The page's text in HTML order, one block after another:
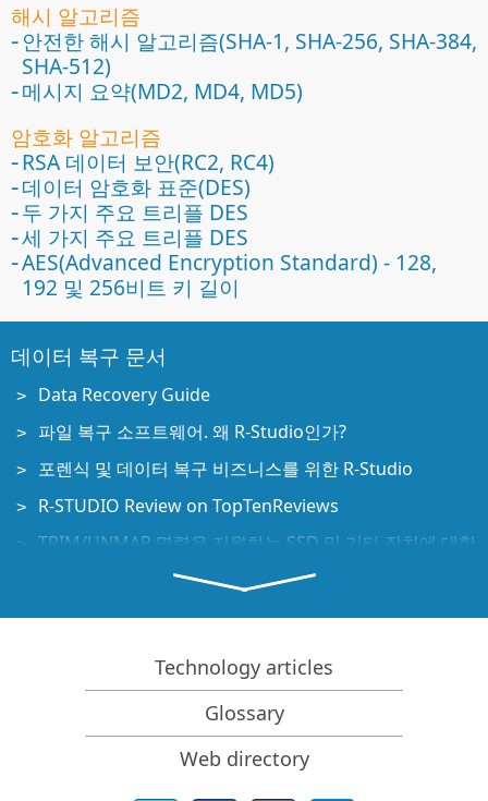
해시 알고리즘
안전한 해시 알고리즘(SHA-1, SHA-256, SHA-384,
SHA-512)
메시지 요약(MD2, MD4, MD5)
암호화 알고리즘
RSA 데이터 보안(RC2, RC4)
데이터 암호화 표준(DES)
두 가지 주요 트리플 DES
세 가지 주요 트리플 DES
AES(Advanced Encryption Standard) - 128,
192 및 256비트 키 길이
데이터 복구 문서
Data Recovery Guide
파일 복구 소프트웨어. 왜 R-Studio인가?
포렌식 및 데이터 복구 비즈니스를 위한 R-Studio
R-STUDIO Review on TopTenReviews
TRIM/UNMAP 명령을 지원하는 SSD 및 기타 장치에 대한
Recovery of Overwritten Data
Emergency File Recovery Using R-Studio Emergency
RAID 복구 프레젠테이션
Technology articles
Glossary
Web directory